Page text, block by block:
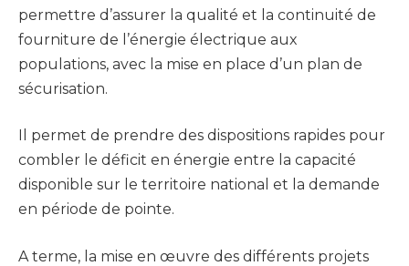
permettre d’assurer la qualité et la continuité de
fourniture de l’énergie électrique aux
populations, avec la mise en place d’un plan de
sécurisation.
Il permet de prendre des dispositions rapides pour
combler le déficit en énergie entre la capacité
disponible sur le territoire national et la demande
en période de pointe.
A terme, la mise en œuvre des différents projets